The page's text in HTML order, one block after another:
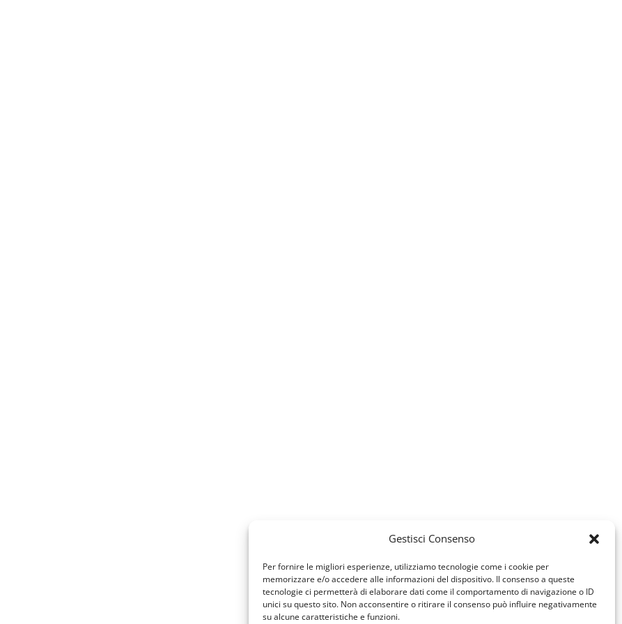
Gestisci Consenso
Per fornire le migliori esperienze, utilizziamo tecnologie come i cookie per
memorizzare e/o accedere alle informazioni del dispositivo. Il consenso a queste
tecnologie ci permetterà di elaborare dati come il comportamento di navigazione o ID
unici su questo sito. Non acconsentire o ritirare il consenso può influire negativamente
su alcune caratteristiche e funzioni.